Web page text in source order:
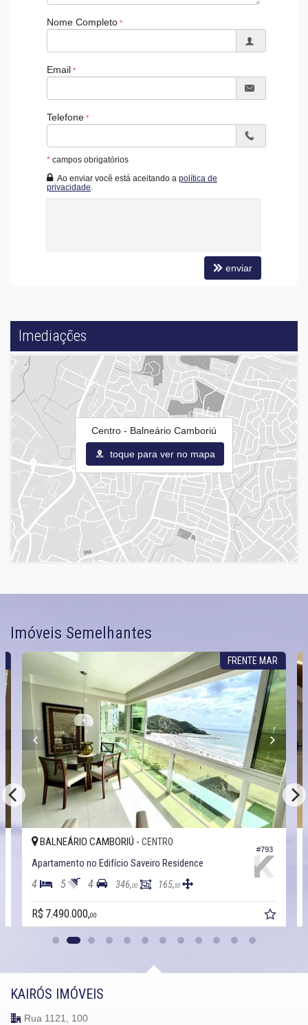
Box de Praia
Acessibilidade para PNE
Nome Completo
Email
Telefone
* campos obrigatórios
Ao enviar você está aceitando a política de
privacidade
enviar
Imediações
Centro - Balneário Camboriú
toque para ver no mapa
Imóveis Semelhantes
FRENTE MAR
#793
BALNEÁRIO CAMBORIÚ - CENTRO
Apartamento no Edifício Saveiro Residence
4 5 4 346,00 165,00
R$ 7.490.000,00
KAIRÓS IMÓVEIS
Rua 1121, 100